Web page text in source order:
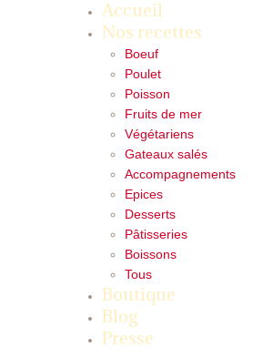
Accueil
Nos recettes
Boeuf
Poulet
Poisson
Fruits de mer
Végétariens
Gateaux salés
Accompagnements
Epices
Desserts
Pâtisseries
Boissons
Tous
Boutique
Blog
Presse